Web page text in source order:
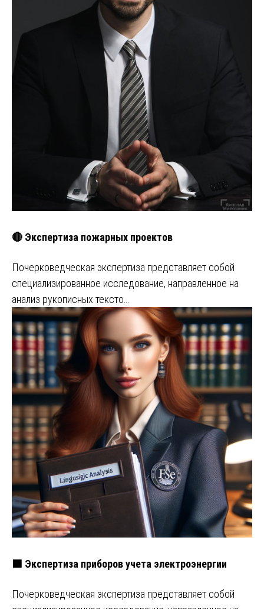
🔴 Экспертиза пожарных проектов
Почерковедческая экспертиза представляет собой
специализированное исследование, направленное на
анализ рукописных тексто…
🟩 Экспертиза приборов учета электроэнергии
Почерковедческая экспертиза представляет собой